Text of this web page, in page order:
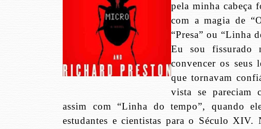
pela minha cabeça
com a magia de
“Presa” ou “Linha
Eu sou fissurado
convencer os seus
que tornavam
vista se pareciam
assim com “Linha do tempo”, quando
estudantes e cientistas para o Século